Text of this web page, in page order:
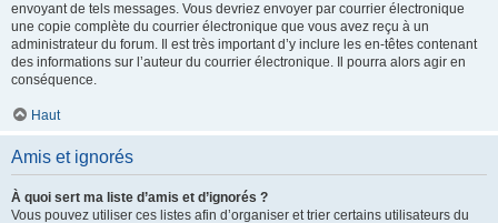
envoyant de tels messages. Vous devriez envoyer par courrier électronique
une copie complète du courrier électronique que vous avez reçu à un
administrateur du forum. Il est très important d’y inclure les en-têtes contenant
des informations sur l’auteur du courrier électronique. Il pourra alors agir en
conséquence.
Haut
Amis et ignorés
À quoi sert ma liste d’amis et d’ignorés ?
Vous pouvez utiliser ces listes afin d’organiser et trier certains utilisateurs du